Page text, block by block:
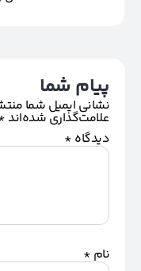
پیام شما
نشانی ایمیل شما
علامت‌گذاری شده‌اند
دیدگاه *
نام *